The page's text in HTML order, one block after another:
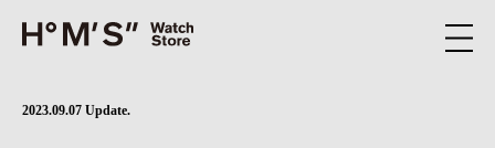
2023.09.07 Update.